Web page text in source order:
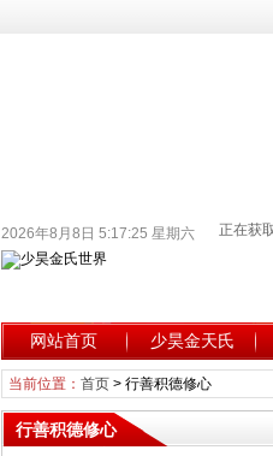
2026年8月8日 5:17:26 星期六
网站首页 少昊金天氏
当前位置： 首页> 行善积德修心
行善积德修心